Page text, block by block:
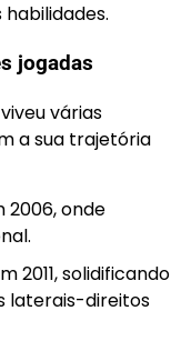
jogadas
várias
a sua trajetória
2006, onde
2011, solidificando
laterais-direitos